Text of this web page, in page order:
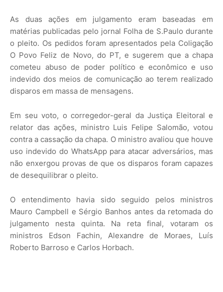
As duas ações em julgamento eram baseadas em
matérias publicadas pelo jornal Folha de S.Paulo durante
o pleito. Os pedidos foram apresentados pela Coligação
O Povo Feliz de Novo, do PT, e sugerem que a chapa
cometeu abuso de poder político e econômico e uso
indevido dos meios de comunicação ao terem realizado
disparos em massa de mensagens.
Em seu voto, o corregedor-geral da Justiça Eleitoral e
relator das ações, ministro Luis Felipe Salomão, votou
contra a cassação da chapa. O ministro avaliou que houve
uso indevido do WhatsApp para atacar adversários, mas
não enxergou provas de que os disparos foram capazes
de desequilibrar o pleito.
O entendimento havia sido seguido pelos ministros
Mauro Campbell e Sérgio Banhos antes da retomada do
julgamento nesta quinta. Na reta final, votaram os
ministros Edson Fachin, Alexandre de Moraes, Luís
Roberto Barroso e Carlos Horbach.